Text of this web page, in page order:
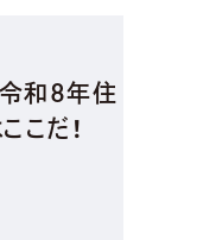
和8年住
こだ！